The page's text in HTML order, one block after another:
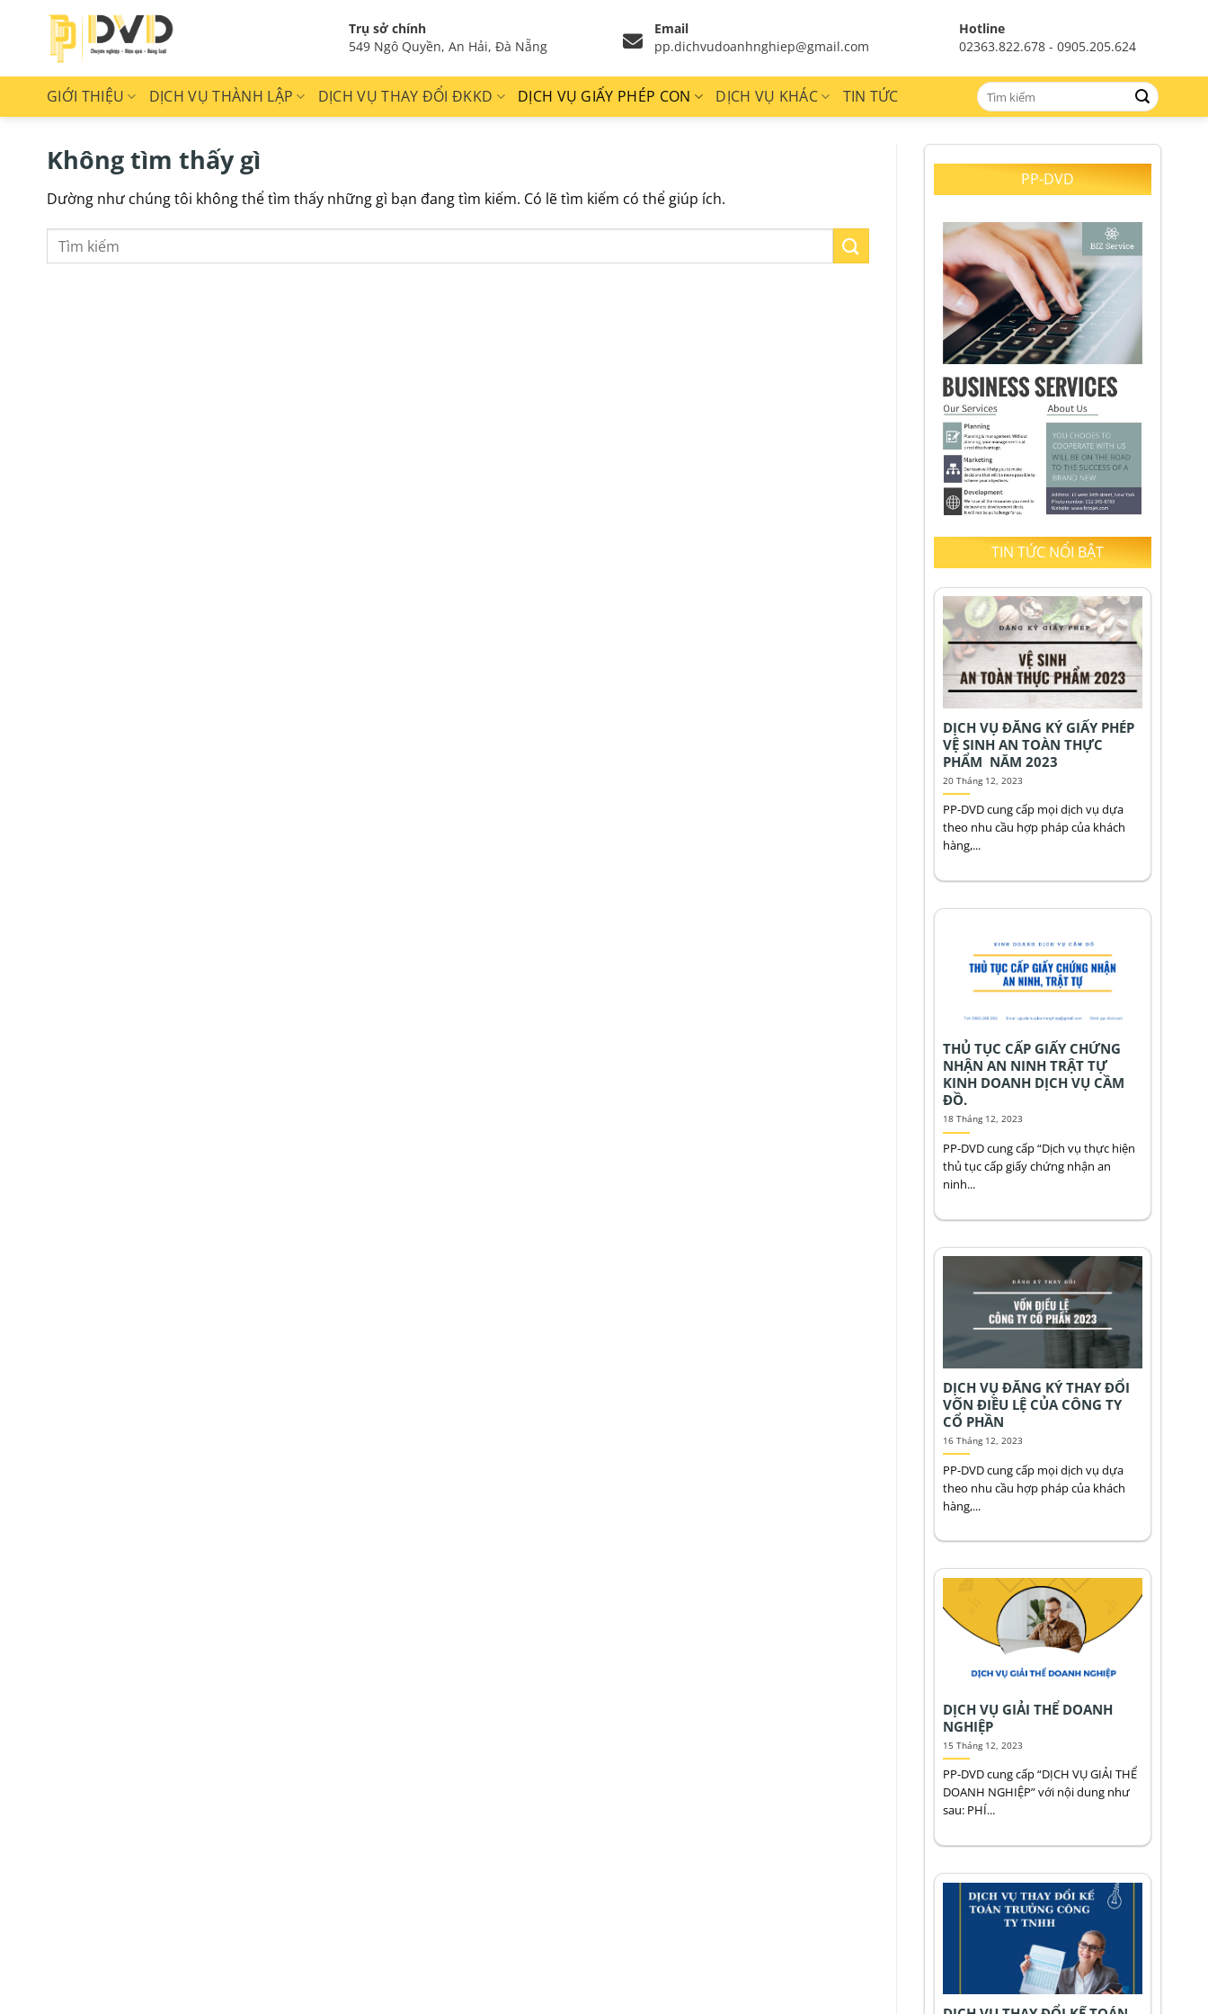
dung
Trụ sở chính
549 Ngô Quyền, An Hải, Đà Nẵng
Email
pp.dichvudoanhnghiep@gmail.com
Hotline
02363.822.678 - 0905.205.624
GIỚI THIỆU DỊCH VỤ THÀNH LẬP DỊCH VỤ THAY ĐỔI ĐKKD DỊCH VỤ GIẤY PHÉP CON DỊCH VỤ KHÁC TIN TỨC
Không tìm thấy gì
Dường như chúng tôi không thể tìm thấy những gì bạn đang tìm kiếm. Có lẽ tìm kiếm có thể giúp ích.
PP-DVD
TIN TỨC NỔI BẬT
DỊCH VỤ ĐĂNG KÝ GIẤY PHÉP
VỆ SINH AN TOÀN THỰC
PHẨM NĂM 2023
20 Tháng 12, 2023
PP-DVD cung cấp mọi dịch vụ dựa
theo nhu cầu hợp pháp của khách
hàng,...
THỦ TỤC CẤP GIẤY CHỨNG
NHẬN AN NINH TRẬT TỰ
KINH DOANH DỊCH VỤ CẦM
ĐỒ.
18 Tháng 12, 2023
PP-DVD cung cấp “Dịch vụ thực hiện
thủ tục cấp giấy chứng nhận an
ninh...
DỊCH VỤ ĐĂNG KÝ THAY ĐỔI
VỐN ĐIỀU LỆ CỦA CÔNG TY
CỔ PHẦN
16 Tháng 12, 2023
PP-DVD cung cấp mọi dịch vụ dựa
theo nhu cầu hợp pháp của khách
hàng,...
DỊCH VỤ GIẢI THỂ DOANH
NGHIỆP
15 Tháng 12, 2023
PP-DVD cung cấp “DỊCH VỤ GIẢI THỂ
DOANH NGHIỆP” với nội dung như
sau: PHÍ...